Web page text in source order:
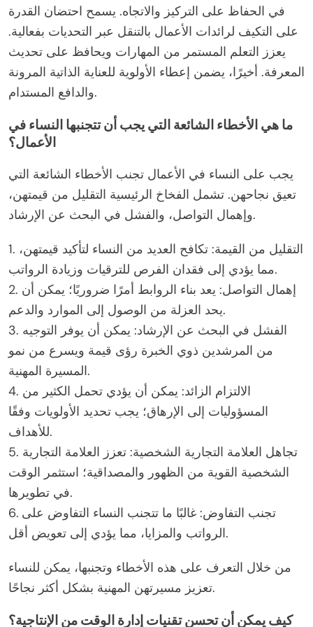
في الحفاظ على التركيز والاتجاه. يسمح احتضان القدرة
على التكيف لرائدات الأعمال بالتنقل عبر التحديات بفعالية.
يعزز التعلم المستمر من المهارات ويحافظ على تحديث
المعرفة. أخيرًا، يضمن إعطاء الأولوية للعناية الذاتية المرونة
والدافع المستدام.
ما هي الأخطاء الشائعة التي يجب أن تتجنبها النساء في
الأعمال؟
يجب على النساء في الأعمال تجنب الأخطاء الشائعة التي
تعيق نجاحهن. تشمل الفخاخ الرئيسية التقليل من قيمتهن،
وإهمال التواصل، والفشل في البحث عن الإرشاد.
1. التقليل من القيمة: تكافح العديد من النساء لتأكيد قيمتهن،
مما يؤدي إلى فقدان الفرص للترقيات وزيادة الرواتب.
2. إهمال التواصل: يعد بناء الروابط أمرًا ضروريًا؛ يمكن أن
يحد العزلة من الوصول إلى الموارد والدعم.
3. الفشل في البحث عن الإرشاد: يمكن أن يوفر التوجيه
من المرشدين ذوي الخبرة رؤى قيمة ويسرع من نمو
المسيرة المهنية.
4. الالتزام الزائد: يمكن أن يؤدي تحمل الكثير من
المسؤوليات إلى الإرهاق؛ يجب تحديد الأولويات وفقًا
للأهداف.
5. تجاهل العلامة التجارية الشخصية: تعزز العلامة التجارية
الشخصية القوية من الظهور والمصداقية؛ استثمر الوقت
في تطويرها.
6. تجنب التفاوض: غالبًا ما تتجنب النساء التفاوض على
الرواتب والمزايا، مما يؤدي إلى تعويض أقل.
من خلال التعرف على هذه الأخطاء وتجنبها، يمكن للنساء
تعزيز مسيرتهن المهنية بشكل أكثر نجاحًا.
كيف يمكن أن تحسن تقنيات إدارة الوقت من الإنتاجية؟